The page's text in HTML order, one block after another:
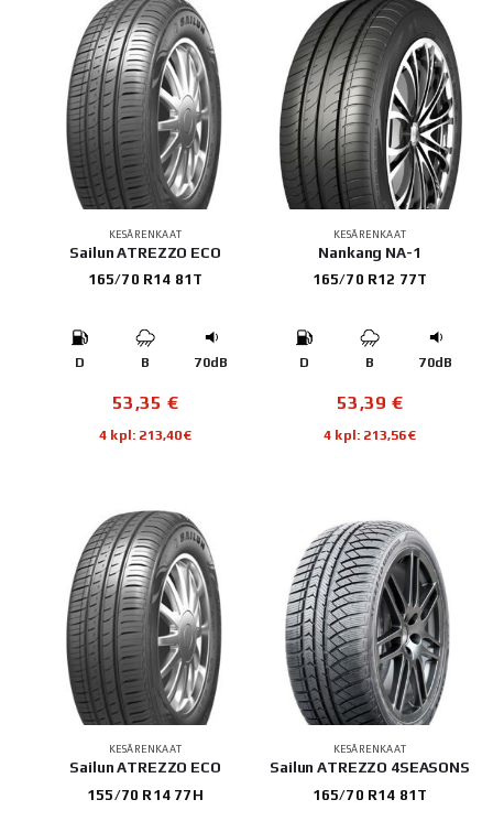
KESÄRENKAAT
Sailun ATREZZO ECO
165/70 R14 81T
D B 70dB
53,35 €
4 kpl: 213,40€
KESÄRENKAAT
Nankang NA-1
165/70 R12 77T
D B 70dB
53,39 €
4 kpl: 213,56€
KESÄRENKAAT
Sailun ATREZZO ECO
155/70 R14 77H
KESÄRENKAAT
Sailun ATREZZO 4SEASONS
165/70 R14 81T